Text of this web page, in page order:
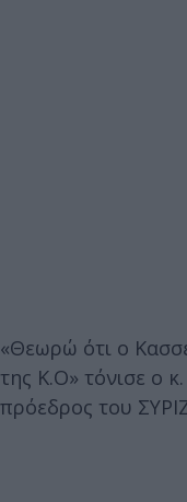
«Θεωρώ ότι ο
της Κ.Ο» τόνισε ο
πρόεδρος του